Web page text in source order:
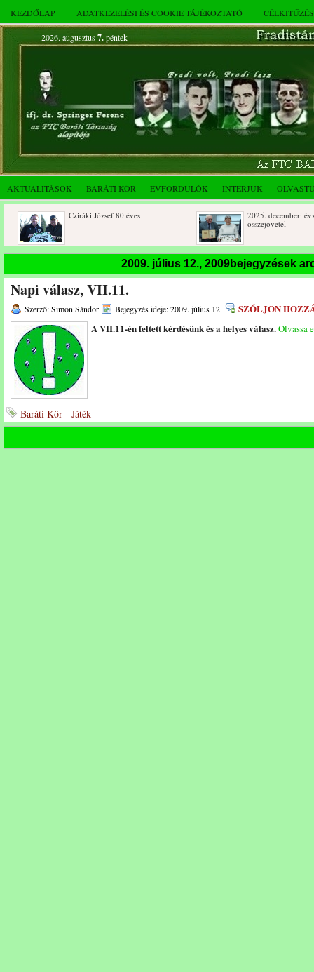
KEZDŐLAP ADATKEZELÉSI ÉS COOKIE TÁJÉKOZTATÓ
2026. augusztus 7.péntek
AKTUALITÁSOK BARÁTI KÖR ÉVFORDULÓK INTERJÚK
Cziráki József 80 éves
2025. decemberi évzáró
összejövetel
2009. július 12., 2009bejegyzések
Napi válasz, VII.11.
Szerző: Simon Sándor Bejegyzés ideje: 2009. július 12.
SZÓLJON
A VII.11-én feltett kérdésünk és a helyes válasz.Olvassa
Baráti Kör - Játék